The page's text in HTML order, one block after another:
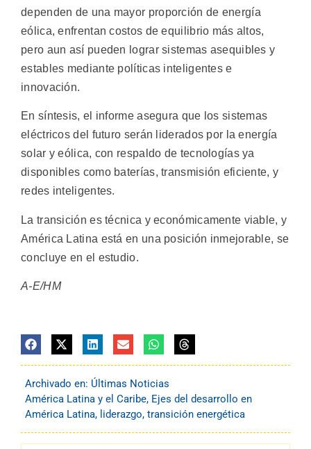
dependen de una mayor proporción de energía
eólica, enfrentan costos de equilibrio más altos,
pero aun así pueden lograr sistemas asequibles y
estables mediante políticas inteligentes e
innovación.
En síntesis, el informe asegura que los sistemas
eléctricos del futuro serán liderados por la energía
solar y eólica, con respaldo de tecnologías ya
disponibles como baterías, transmisión eficiente, y
redes inteligentes.
La transición es técnica y económicamente viable, y
América Latina está en una posición inmejorable, se
concluye en el estudio.
A-E/HM
Archivado en: Últimas Noticias
América Latina y el Caribe, Ejes del desarrollo en
América Latina, liderazgo, transición energética